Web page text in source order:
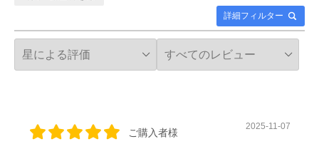
詳細フィルター
ご購入者様
2025-11-07